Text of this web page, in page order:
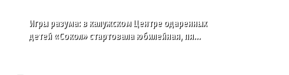
Игры разума: в калужском Центре одаренных
детей «Сокол» стартовала юбилейная, пя…